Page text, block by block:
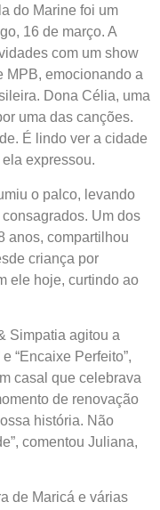
do Marine foi um
16 de março. A
com um show
MPB, emocionando a
Dona Célia, uma
uma das canções.
É lindo ver a cidade
expressou.
o palco, levando
Um dos
anos, compartilhou
criança por
ele hoje, curtindo ao
Simpatia agitou a
“Encaixe Perfeito”,
casal que celebrava
de renovação
história. Não
comentou Juliana,
de Maricá e várias